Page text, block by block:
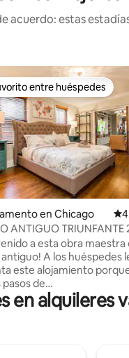
acuerdo: estas
5 de 5, 317 reseñas
entre huéspedes
entre huéspedes
en Chicago
ANTIGUO TRIUNFANTE
2 BAÑOS
a esta obra maestra
los huéspedes les
este alojamiento porque: -
de
entretenimiento
la bulliciosa Wells St. -
en alquileres